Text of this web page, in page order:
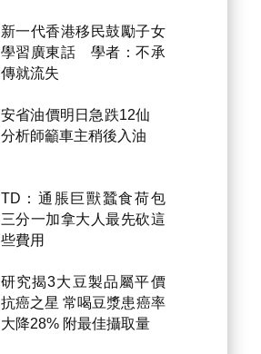
新一代香港移民鼓勵子女
學習廣東話 學者：不承
傳就流失
安省油價明日急跌12仙
分析師籲車主稍後入油
TD：通脹巨獸蠶食荷包
三分一加拿大人最先砍這
些費用
研究揭3大豆製品屬平價
抗癌之星 常喝豆漿患癌率
大降28% 附最佳攝取量